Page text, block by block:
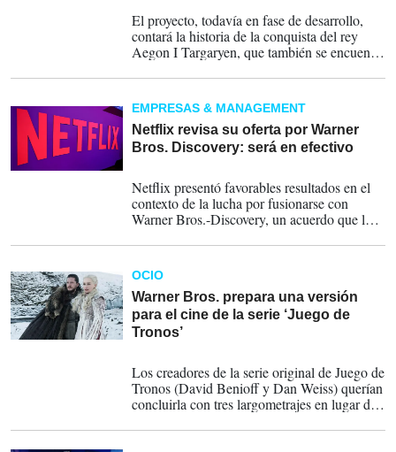
El proyecto, todavía en fase de desarrollo,
contará la historia de la conquista del rey
Aegon I Targaryen, que también se encuentra
plataforma HBO.
EMPRESAS & MANAGEMENT
Netflix revisa su oferta por Warner
Bros. Discovery: será en efectivo
Netflix presentó favorables resultados en el
contexto de la lucha por fusionarse con
Warner Bros.-Discovery, un acuerdo que la
pagará los 83.000 millones de dólares por la
compañía, sin incluir deuda, en efectivo...
OCIO
Warner Bros. prepara una versión
para el cine de la serie ‘Juego de
Tronos’
Los creadores de la serie original de Juego de
Tronos (David Benioff y Dan Weiss) querían
concluirla con tres largometrajes en lugar de
emitieron ocho temporadas.